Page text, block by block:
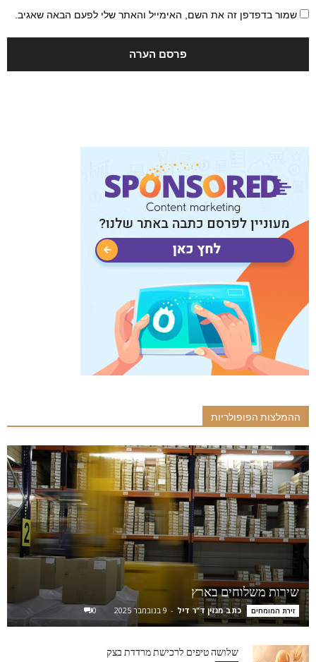
שמור בדפדפן זה את השם, האימייל והאתר שלי לפעם הבאה שאגיב.
ההמלצות הפופולריות
שירות משלוחים בארץ
זירת המומחים כתב מגזין ד"ר דיל - 9 בנובמבר 2025 0
שלושה טיפים לרכישת מרדדת בצק